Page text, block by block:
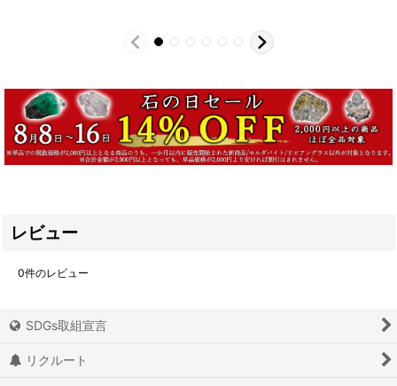
レビュー
0件のレビュー
SDGs取組宣言
リクルート